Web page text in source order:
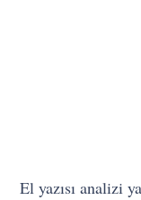
El yazısı analizi